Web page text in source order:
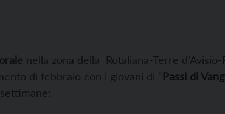
nella zona della Rotaliana-Terre d’Avisio-
di febbraio con i giovani di “Passi di